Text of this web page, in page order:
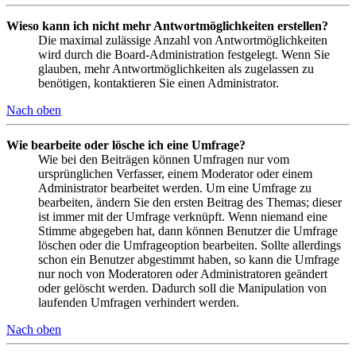
Wieso kann ich nicht mehr Antwortmöglichkeiten erstellen?
Die maximal zulässige Anzahl von Antwortmöglichkeiten
wird durch die Board-Administration festgelegt. Wenn Sie
glauben, mehr Antwortmöglichkeiten als zugelassen zu
benötigen, kontaktieren Sie einen Administrator.
Nach oben
Wie bearbeite oder lösche ich eine Umfrage?
Wie bei den Beiträgen können Umfragen nur vom
ursprünglichen Verfasser, einem Moderator oder einem
Administrator bearbeitet werden. Um eine Umfrage zu
bearbeiten, ändern Sie den ersten Beitrag des Themas; dieser
ist immer mit der Umfrage verknüpft. Wenn niemand eine
Stimme abgegeben hat, dann können Benutzer die Umfrage
löschen oder die Umfrageoption bearbeiten. Sollte allerdings
schon ein Benutzer abgestimmt haben, so kann die Umfrage
nur noch von Moderatoren oder Administratoren geändert
oder gelöscht werden. Dadurch soll die Manipulation von
laufenden Umfragen verhindert werden.
Nach oben